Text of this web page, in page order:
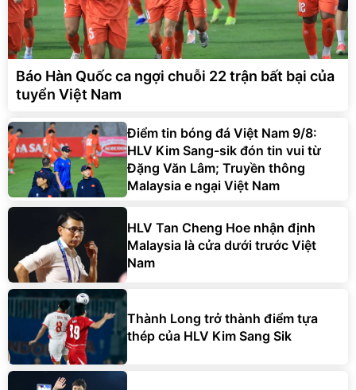
Báo Hàn Quốc ca ngợi chuỗi 22 trận bất bại của
tuyển Việt Nam
Điểm tin bóng đá Việt Nam 9/8:
HLV Kim Sang-sik đón tin vui từ
Đặng Văn Lâm; Truyền thông
Malaysia e ngại Việt Nam
HLV Tan Cheng Hoe nhận định
Malaysia là cửa dưới trước Việt
Nam
Thành Long trở thành điểm tựa
thép của HLV Kim Sang Sik